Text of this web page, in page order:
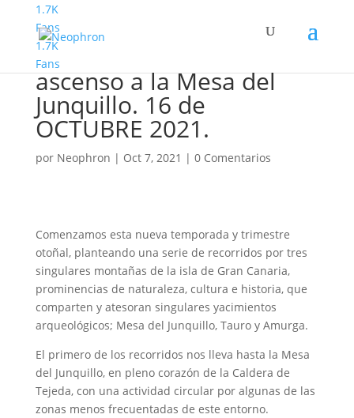
1.7K
Fans
1.7K
Fans
Montañismo. Circular y
ascenso a la Mesa del
Junquillo. 16 de
OCTUBRE 2021.
por Neophron | Oct 7, 2021 | 0 Comentarios
Comenzamos esta nueva temporada y trimestre
otoñal, planteando una serie de recorridos por tres
singulares montañas de la isla de Gran Canaria,
prominencias de naturaleza, cultura e historia, que
comparten y atesoran singulares yacimientos
arqueológicos; Mesa del Junquillo, Tauro y Amurga.
El primero de los recorridos nos lleva hasta la Mesa
del Junquillo, en pleno corazón de la Caldera de
Tejeda, con una actividad circular por algunas de las
zonas menos frecuentadas de este entorno.